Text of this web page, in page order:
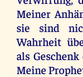
Meiner
sie sind
Wahrheit
als
Meine